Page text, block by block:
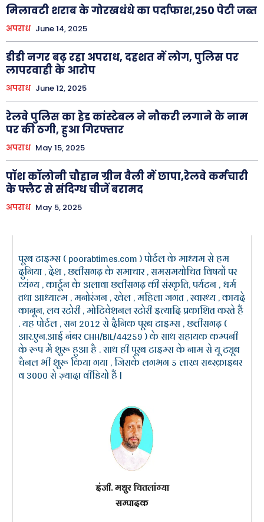
मिलावटी शराब के गोरखधंधे का पर्दाफाश,250 पेटी जब्त
अपराध June 14, 2025
डीडी नगर बढ़ रहा अपराध, दहशत में लोग, पुलिस पर
लापरवाही के आरोप
अपराध June 12, 2025
रेलवे पुलिस का हेड कांस्टेबल ने नौकरी लगाने के नाम
पर की ठगी, हुआ गिरफ्तार
अपराध May 15, 2025
पॉश कॉलोनी चौहान ग्रीन वैली में छापा,रेलवे कर्मचारी
के फ्लैट से संदिग्ध चीजें बरामद
अपराध May 5, 2025
पूरब टाइम्स ( poorabtimes.com ) पोर्टल के माध्यम से हम
दुनिया , देश , छत्तीसगढ़ के समाचार , समसमयोचित विषयों पर
व्यंग्य , कार्टून के अलावा छत्तीसगढ़ की संस्कृति, पर्यटन , धर्म
तथा आध्यात्म , मनोरंजन , खेल , महिला जगत , स्वास्थ्य , कायदे
कानून, लव स्टोरी , मोटिवेशनल स्टोरी इत्यादि प्रकाशित करते हैं
. यह पोर्टल , सन 2012 से दैनिक पूरब टाइम्स , छत्तीसगढ़ (
आर.एन.आई नंबर CHH/BIL/44259 ) के साथ सहायक कम्पनी
के रूप में शुरू हुआ है . साथ ही पूरब टाइम्स के नाम से यू ट्यूब
चैनल भी शुरू किया गया , जिसके लगभग 5 लाख सब्स्क्राइबर
व 3000 से ज़्यादा वीडियो हैं |
इंजी. मधुर चितलांग्या
सम्पादक